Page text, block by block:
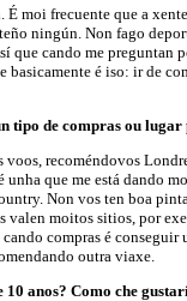
moi frecuente que a
ningún. Non fago
que cando me preguntan
é iso: ir de
tipo de compras ou
recoméndovos
que me está dando
Non vos ten boa
valen moitos sitios, por
compras é conseguir
outra viaxe.
anos? Como che